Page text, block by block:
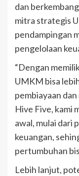
dan
mitra strategis
pendampingan
pengelolaan
“Dengan
UMKM bisa
pembiayaan
Hive Five, kami
awal, mulai dari
keuangan,
pertumbuhan
Lebih lanjut,